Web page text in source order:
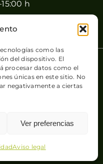
como las
del dispositivo. El
procesar datos como el
únicas en este sitio. No
negativamente a ciertas
Ver preferencias
Aviso legal
h
por+QueGusto S.C.